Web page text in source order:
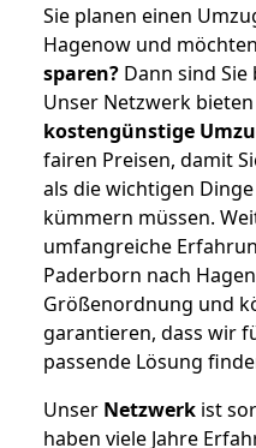
Sie planen einen
Hagenow und
sparen? Dann sind
Unser Netzwerk
kostengünstige
fairen Preisen, damit
als die wichtigen
kümmern müssen.
umfangreiche
Paderborn nach
Größenordnung und
garantieren, dass wir
passende Lösung
Unser Netzwerk ist
haben viele Jahre